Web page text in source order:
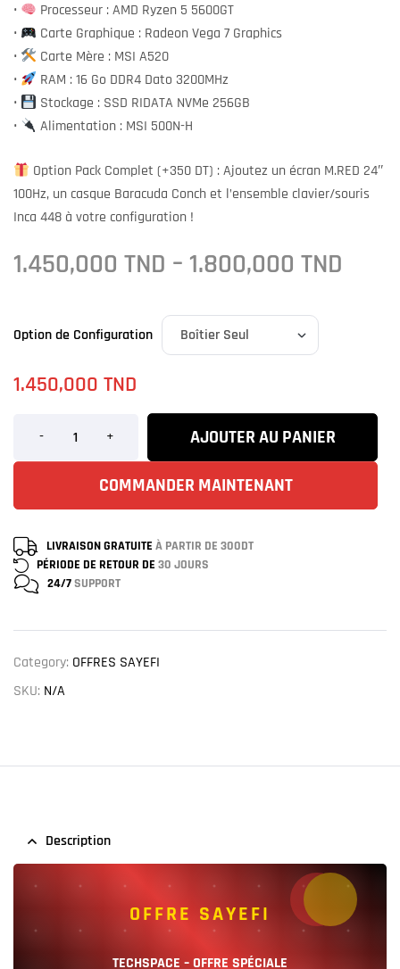
•
Processeur : AMD Ryzen 5 5600GT
•
Carte Graphique : Radeon Vega 7 Graphics
•
Carte Mère : MSI A520
•
RAM : 16 Go DDR4 Dato 3200MHz
•
Stockage : SSD RIDATA NVMe 256GB
•
Alimentation : MSI 500N-H
Option Pack Complet (+350 DT) : Ajoutez un écran M.RED 24″
100Hz, un casque Baracuda Conch et l’ensemble clavier/souris
Inca 448 à votre configuration !
1.450,000 TND – 1.800,000 TND
Option de Configuration
1.450,000 TND
- + AJOUTER AU PANIER
COMMANDER MAINTENANT
LIVRAISON GRATUITE À PARTIR DE 300DT
PÉRIODE DE RETOUR DE 30 JOURS
24/7SUPPORT
Category: OFFRES SAYEFI
SKU: N/A
Description
OFFRE SAYEFI
TECHSPACE – OFFRE SPÉCIALE